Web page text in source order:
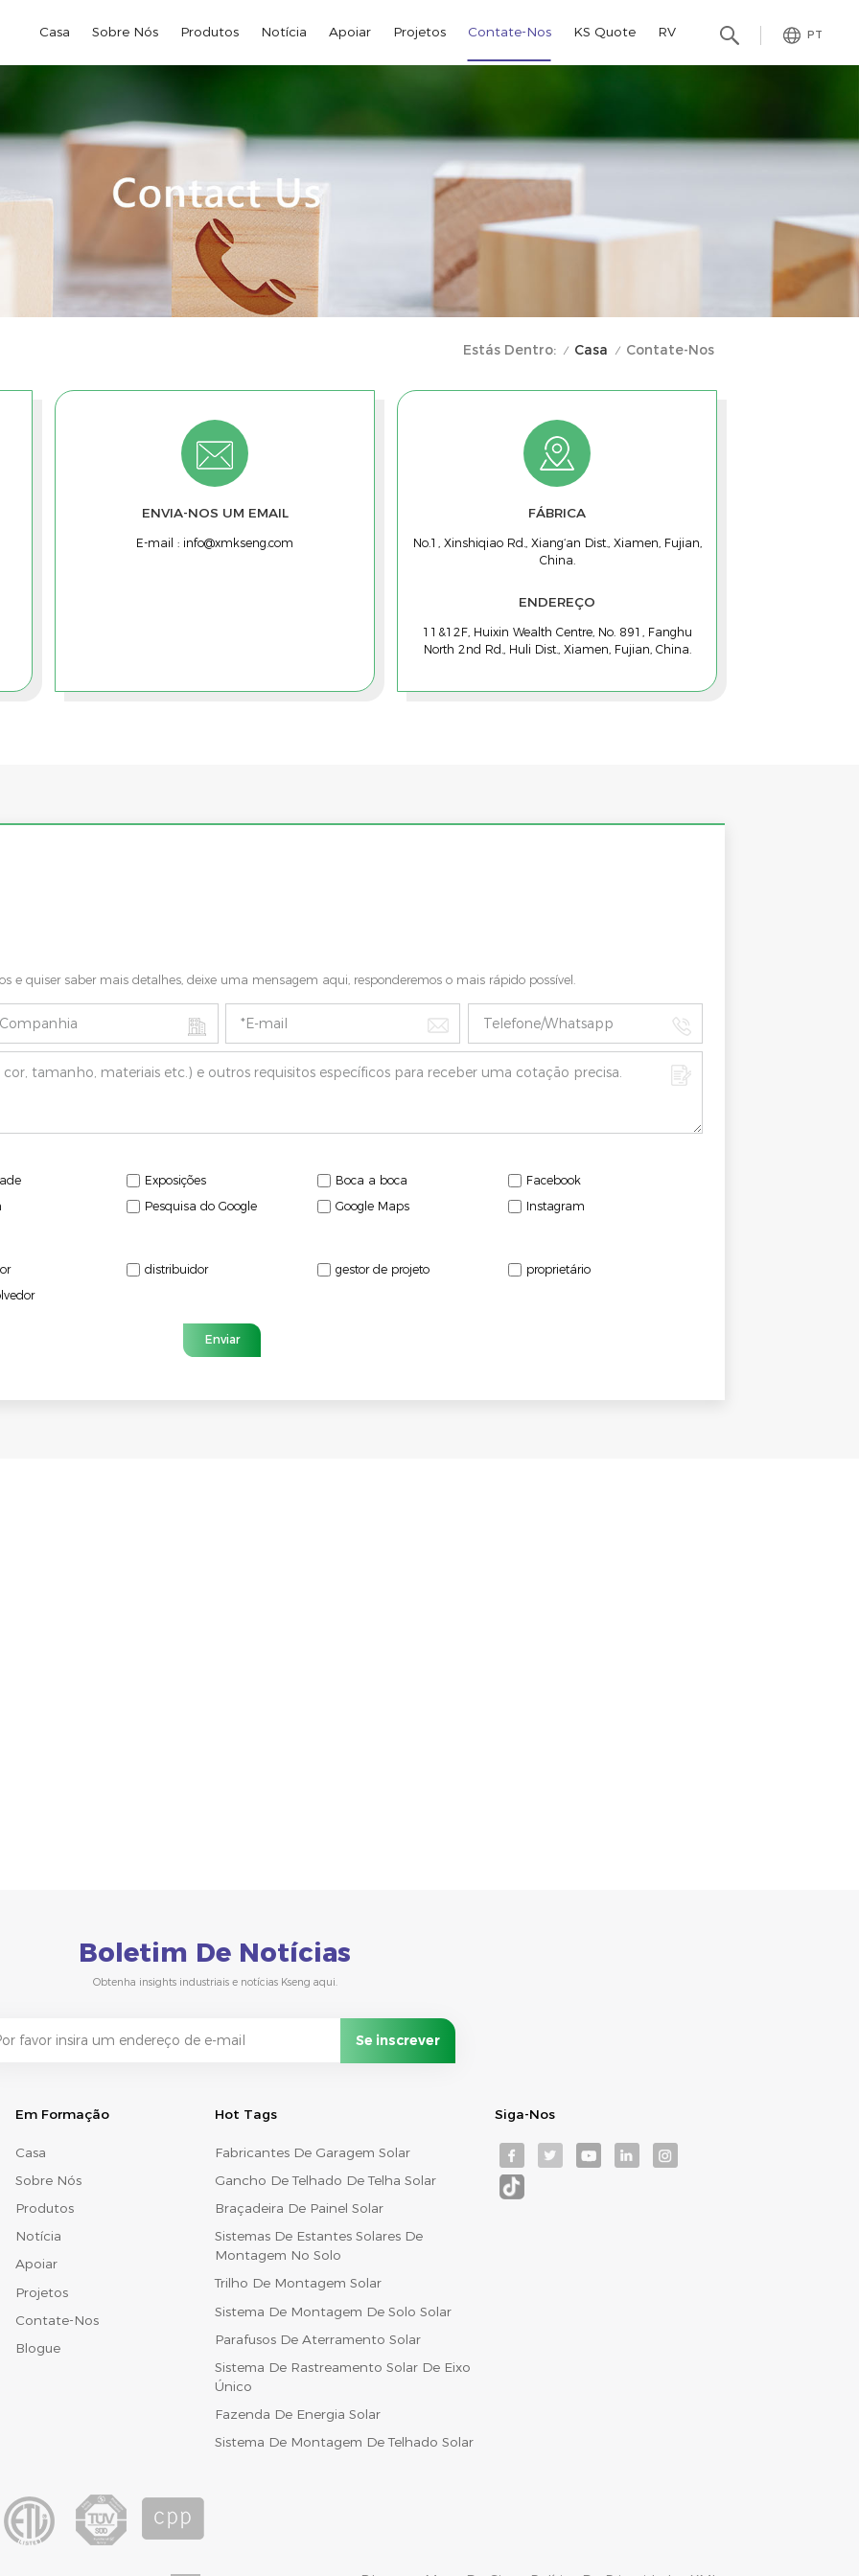
PT
Casa Sobre Nós Produtos Notícia Apoiar Projetos Contate-Nos KS Quote RV
Estás Dentro: / Casa / Contate-Nos
ENVIA-NOS UM EMAIL
E-mail : info@xmkseng.com
FÁBRICA
No.1, Xinshiqiao Rd., Xiang‘an Dist., Xiamen, Fujian,
China.
ENDEREÇO
11&12F, Huixin Wealth Centre, No. 891, Fanghu
North 2nd Rd., Huli Dist., Xiamen, Fujian, China.
e quiser saber mais detalhes, deixe uma mensagem aqui, responderemos o mais rápido possível.
Exposições Boca a boca
Facebook
Pesquisa do Google Google Maps Instagram
distribuidor gestor de projeto
proprietário
Enviar
Boletim De Notícias
Obtenha insights industriais e notícias Kseng aqui.
Em Formação
Casa
Sobre Nós
Produtos
Notícia
Apoiar
Projetos
Contate-Nos
Blogue
Hot Tags
Fabricantes De Garagem Solar
Gancho De Telhado De Telha Solar
Braçadeira De Painel Solar
Sistemas De Estantes Solares De
Montagem No Solo
Trilho De Montagem Solar
Sistema De Montagem De Solo Solar
Parafusos De Aterramento Solar
Sistema De Rastreamento Solar De Eixo
Único
Fazenda De Energia Solar
Sistema De Montagem De Telhado Solar
Siga-Nos